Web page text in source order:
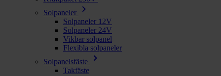
Solpaneler chevron_right
Solpaneler 12V
Solpaneler 24V
Vikbar solpanel
Flexibla solpaneler
Solpanelsfäste
chevron_right
Takfäste